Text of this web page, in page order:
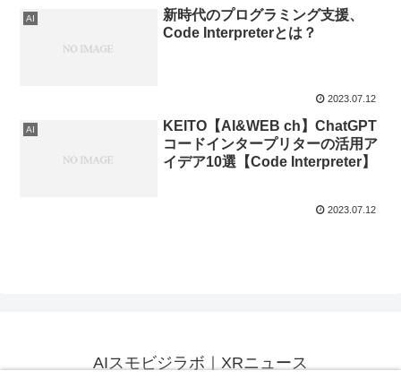
AI
新時代のプログラミング支援、
Code Interpreterとは？
2023.07.12
AI
KEITO【AI&WEB ch】ChatGPT
コードインタープリターの活用ア
イデア10選【Code Interpreter】
2023.07.12
AIスモビジラボ｜XRニュース